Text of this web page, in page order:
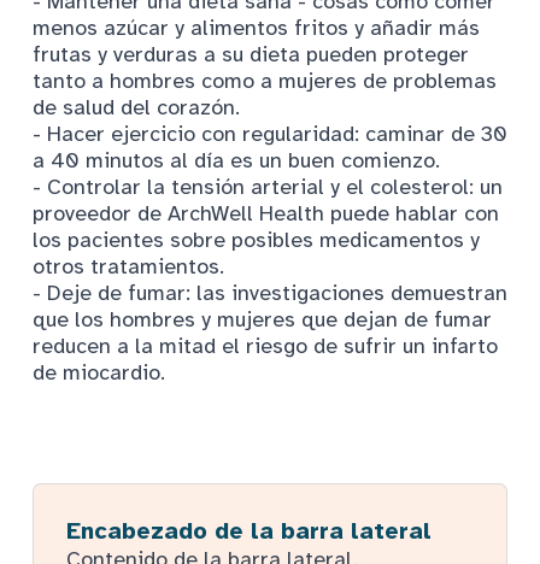
menos azúcar y alimentos fritos y añadir más
frutas y verduras a su dieta pueden proteger
tanto a hombres como a mujeres de problemas
de salud del corazón.
- Hacer ejercicio con regularidad: caminar de 30
a 40 minutos al día es un buen comienzo.
- Controlar la tensión arterial y el colesterol: un
proveedor de ArchWell Health puede hablar con
los pacientes sobre posibles medicamentos y
otros tratamientos.
- Deje de fumar: las investigaciones demuestran
que los hombres y mujeres que dejan de fumar
reducen a la mitad el riesgo de sufrir un infarto
de miocardio.
Encabezado de la barra lateral
Contenido de la barra lateral.